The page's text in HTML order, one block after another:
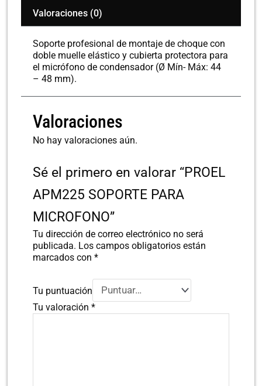
Valoraciones (0)
Soporte profesional de montaje de choque con
doble muelle elástico y cubierta protectora para
el micrófono de condensador (Ø Mín- Máx: 44
– 48 mm).
Valoraciones
No hay valoraciones aún.
Sé el primero en valorar “PROEL
APM225 SOPORTE PARA
MICROFONO”
Tu dirección de correo electrónico no será
publicada. Los campos obligatorios están
marcados con*
Tu puntuación
Tu valoración*